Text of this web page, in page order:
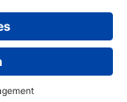
mitgeteilt werden.
MwSt.